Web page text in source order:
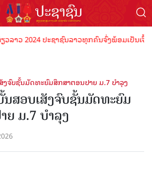
ວ 2024 ປະຊາຊົນລາວທຸກຄົນຈົ່ງພ້ອມເປັນເຈົ້າພ
ງຈົບຊັ້ນມັດທະຍົມສຶກສາຕອນປາຍ ມ.7 ບໍາລຸງ
ນສອບເສັງຈົບຊັ້ນມັດທະຍົມ
ຍ ມ.7 ບໍາລຸງ